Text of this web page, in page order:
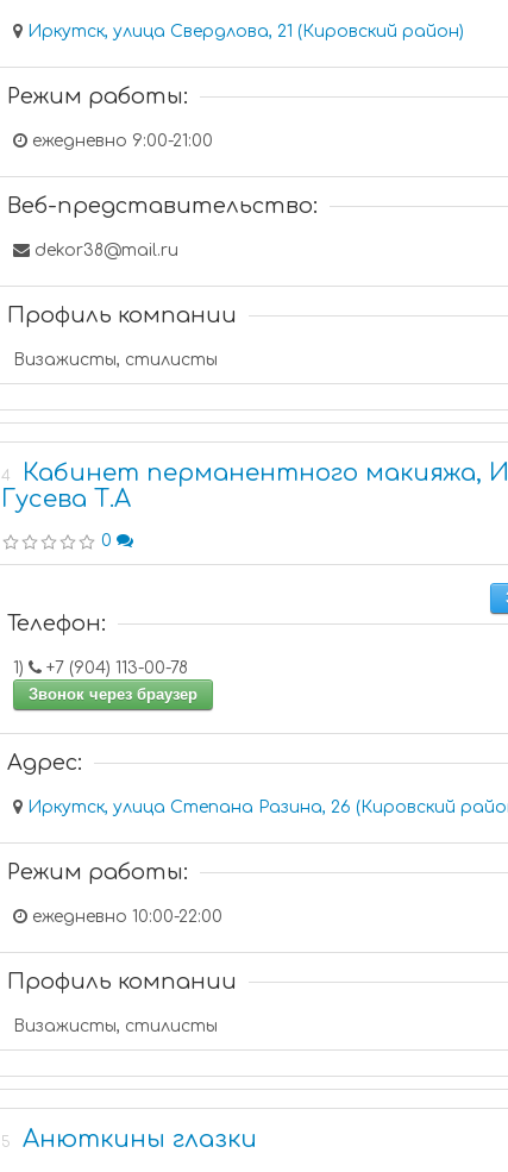
Иркутск, улица Свердлова, 21 (Кировский район)
Режим работы:
ежедневно 9:00-21:00
Веб-представительство:
dekor38@mail.ru
Профиль компании
Визажисты, стилисты
4
Кабинет перманентного макияжа,
Гусева Т.А
0
Телефон:
1)
+7 (904) 113-00-78
Звонок через браузер
Адрес:
Иркутск, улица Степана Разина, 26 (Кировский
Режим работы:
ежедневно 10:00-22:00
Профиль компании
Визажисты, стилисты
5 Анюткины глазки